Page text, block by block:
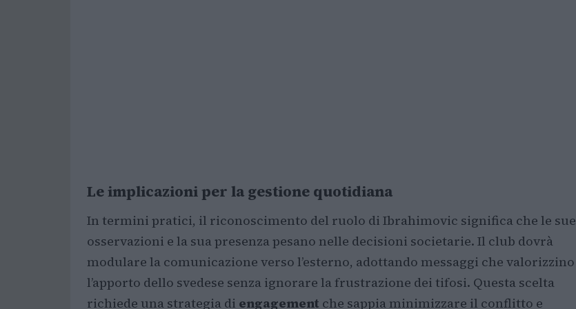
Le implicazioni per la gestione quotidiana
In termini pratici, il riconoscimento del ruolo di Ibrahimovic significa che le sue
osservazioni e la sua presenza pesano nelle decisioni societarie. Il club dovrà
modulare la comunicazione verso l’esterno, adottando messaggi che valorizzino
l’apporto dello svedese senza ignorare la frustrazione dei tifosi. Questa scelta
richiede una strategia di engagement che sappia minimizzare il conflitto e